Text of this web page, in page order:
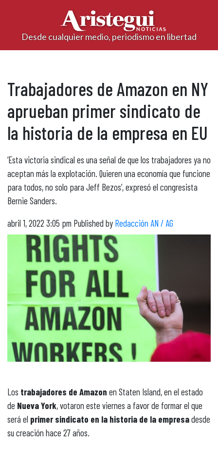
Desde cualquier medio, periodismo en libertad
Trabajadores de Amazon en NY
aprueban primer sindicato de
la historia de la empresa en EU
‘Esta victoria sindical es una señal de que los trabajadores ya no
aceptan más la explotación. Quieren una economía que funcione
para todos, no solo para Jeff Bezos’, expresó el congresista
Bernie Sanders.
abril 1, 2022 3:05 pm Published by Redacción AN / AG
Los trabajadores de Amazon en Staten Island, en el estado
de Nueva York, votaron este viernes a favor de formar el que
será el primer sindicato en la historia de la empresadesde
su creación hace 27 años.